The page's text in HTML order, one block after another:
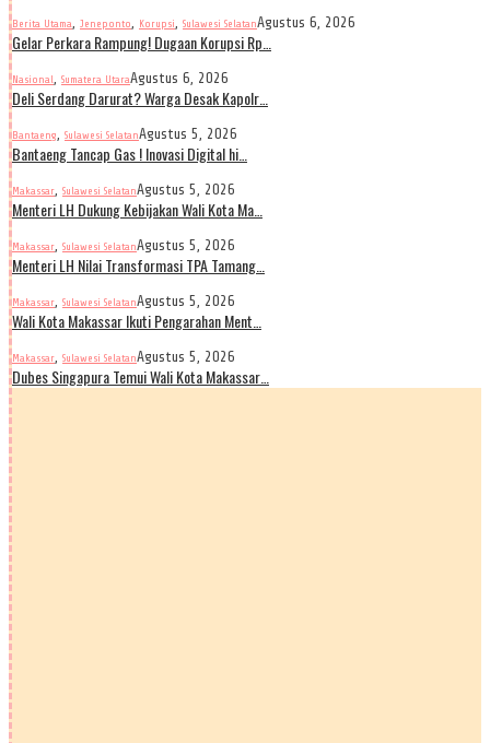
Berita Utama, Jeneponto, Korupsi, Sulawesi SelatanAgustus 6, 2026
Gelar Perkara Rampung! Dugaan Korupsi Rp…
Nasional, Sumatera UtaraAgustus 6, 2026
Deli Serdang Darurat? Warga Desak Kapolr…
Bantaeng, Sulawesi SelatanAgustus 5, 2026
Bantaeng Tancap Gas ! Inovasi Digital hi…
Makassar, Sulawesi SelatanAgustus 5, 2026
Menteri LH Dukung Kebijakan Wali Kota Ma…
Makassar, Sulawesi SelatanAgustus 5, 2026
Menteri LH Nilai Transformasi TPA Tamang…
Makassar, Sulawesi SelatanAgustus 5, 2026
Wali Kota Makassar Ikuti Pengarahan Ment…
Makassar, Sulawesi SelatanAgustus 5, 2026
Dubes Singapura Temui Wali Kota Makassar…